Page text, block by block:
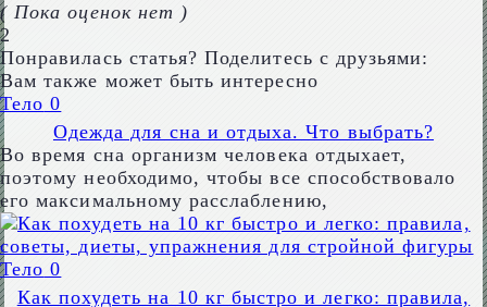
( Пока оценок нет )
2
Понравилась статья? Поделитесь с друзьями:
Вам также может быть интересно
Тело 0
Одежда для сна и отдыха. Что выбрать?
Во время сна организм человека отдыхает,
поэтому необходимо, чтобы все способствовало
его максимальному расслаблению,
Тело 0
Как похудеть на 10 кг быстро и легко: правила,